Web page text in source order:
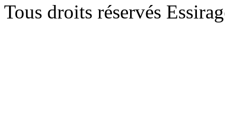
Tous droits réservés